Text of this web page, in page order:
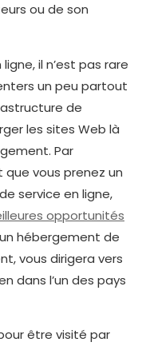
ou de son
il n’est pas rare
un peu partout
de
les sites Web là
Par
que vous prenez un
service en ligne,
opportunités
hébergement de
vous dirigera vers
dans l’un des pays
être visité par